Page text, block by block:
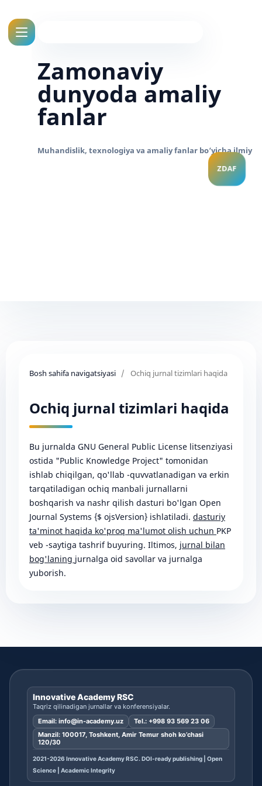
Zamonaviy
dunyoda amaliy
fanlar
Bosh sahifa navigatsiyasi / Ochiq jurnal tizimlari haqida
Ochiq jurnal tizimlari haqida
Bu jurnalda GNU General Public License litsenziyasi
ostida "Public Knowledge Project" tomonidan
ishlab chiqilgan, qo'llab -quvvatlanadigan va erkin
tarqatiladigan ochiq manbali jurnallarni
boshqarish va nashr qilish dasturi bo'lgan Open
Journal Systems {$ ojsVersion} ishlatiladi. dasturiy
ta'minot haqida ko'proq ma'lumot olish uchun PKP
veb -saytiga tashrif buyuring. Iltimos, jurnal bilan
bog'laning jurnalga oid savollar va jurnalga
yuborish.
Innovative Academy RSC
Taqriz qilinadigan jurnallar va konferensiyalar.
Email: info@in-academy.uz Tel.: +998 93 569 23 06
Manzil: 100017, Toshkent, Amir Temur shoh ko’chasi
120/30
2021-2026 Innovative Academy RSC. DOI-ready publishing | Open
Science | Academic Integrity